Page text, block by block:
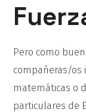
Pero como
compañeras/os
matemáticas o
particulares de